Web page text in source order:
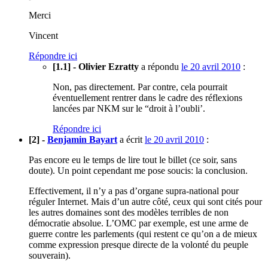
Merci
Vincent
Répondre ici
[1.1] - Olivier Ezratty a répondu le 20 avril 2010 :
Non, pas directement. Par contre, cela pourrait
éventuellement rentrer dans le cadre des réflexions
lancées par NKM sur le “droit à l’oubli’.
Répondre ici
[2] - Benjamin Bayart a écrit le 20 avril 2010 :
Pas encore eu le temps de lire tout le billet (ce soir, sans
doute). Un point cependant me pose soucis: la conclusion.
Effectivement, il n’y a pas d’organe supra-national pour
réguler Internet. Mais d’un autre côté, ceux qui sont cités pour
les autres domaines sont des modèles terribles de non
démocratie absolue. L’OMC par exemple, est une arme de
guerre contre les parlements (qui restent ce qu’on a de mieux
comme expression presque directe de la volonté du peuple
souverain).